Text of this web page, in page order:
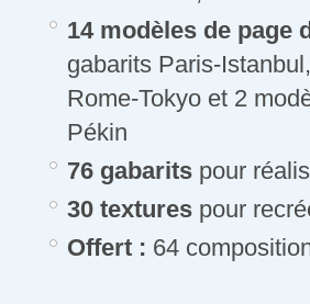
14 modèles de page
gabarits Paris-
Rome-Tokyo et 2
Pékin
76 gabarits pour
30 textures pour
Offert : 64